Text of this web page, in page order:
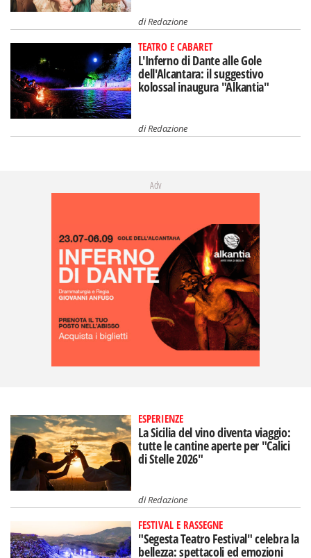
diRedazione
TEATRO E CABARET
L'Inferno di Dante alle Gole
dell'Alcantara: il suggestivo
kolossal inaugura "Alkantia"
diRedazione
Adv
ESPERIENZE
La Sicilia del vino diventa viaggio:
tutte le cantine aperte per "Calici
di Stelle 2026"
diRedazione
FESTIVAL E RASSEGNE
"Segesta Teatro Festival" celebra la
bellezza: spettacoli ed emozioni